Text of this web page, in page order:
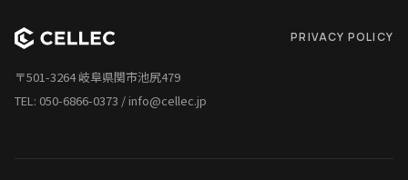
〒501-3264 岐阜県関市池尻479
TEL: 050-6866-0373 /info@cellec.jp
PRIVACY POLICY